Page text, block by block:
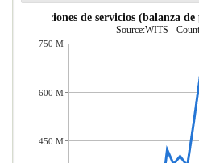
Importaciones de servicios (balanza de
Source:WITS -
750 M
600 M
450 M